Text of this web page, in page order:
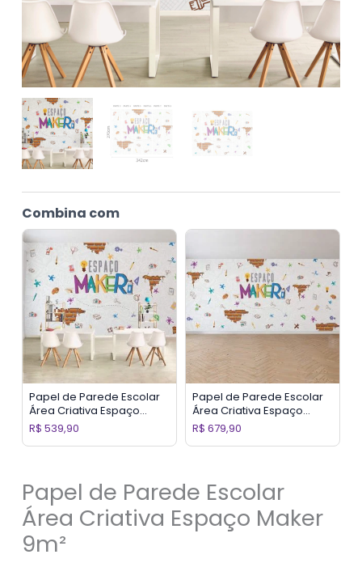
Combina com
Papel de Parede Escolar
Área Criativa Espaço
Maker 12m²
R$ 539,90
Papel de Parede Escolar
Área Criativa Espaço
Maker 15m²
R$ 679,90
Papel de Parede Escolar
Área Criativa Espaço Maker
9m²